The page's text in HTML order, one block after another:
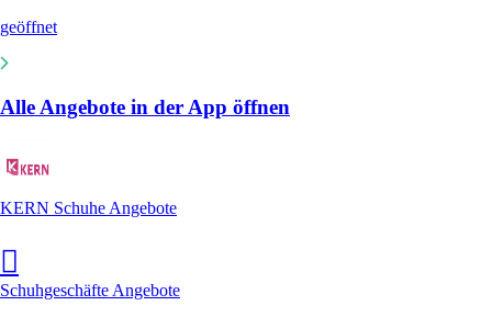
geöffnet
Alle Angebote in der App öffnen
KERN Schuhe Angebote
Schuhgeschäfte Angebote